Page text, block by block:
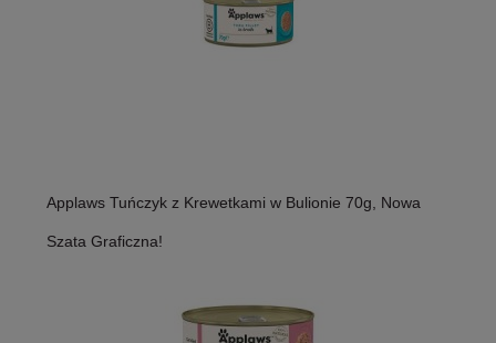
Applaws Tuńczyk z Krewetkami w Bulionie 70g, Nowa
Szata Graficzna!